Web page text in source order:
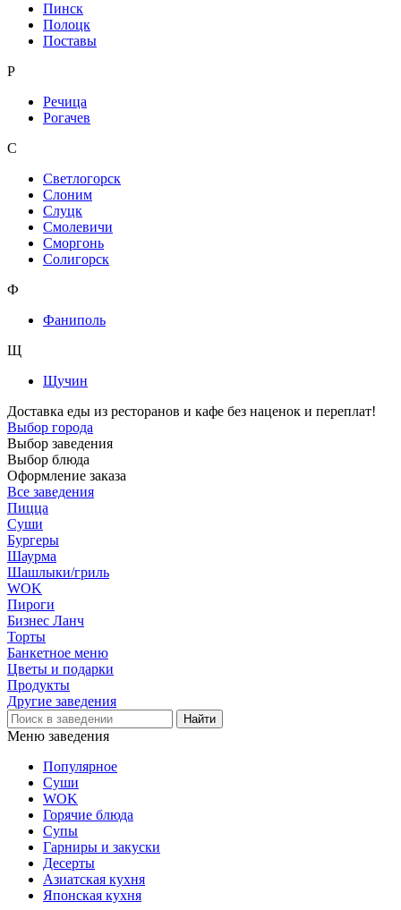
Пинск
Полоцк
Поставы
Р
Речица
Рогачев
С
Светлогорск
Слоним
Слуцк
Смолевичи
Сморгонь
Солигорск
Ф
Фаниполь
Щ
Щучин
Доставка еды из ресторанов и кафе без наценок и переплат!
Выбор города
Выбор заведения
Выбор блюда
Оформление заказа
Все заведения
Пицца
Суши
Бургеры
Шаурма
Шашлыки/гриль
WOK
Пироги
Бизнес Ланч
Торты
Банкетное меню
Цветы и подарки
Продукты
Другие заведения
Меню заведения
Популярное
Суши
WOK
Горячие блюда
Супы
Гарниры и закуски
Десерты
Азиатская кухня
Японская кухня